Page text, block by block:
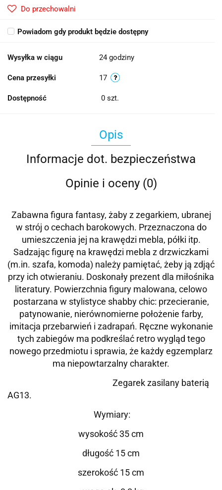
Do przechowalni
Powiadom gdy produkt będzie dostępny
Wysyłka w ciągu 24 godziny
Cena przesyłki 17
Dostępność 0 szt.
Opis
Informacje dot. bezpieczeństwa
Opinie i oceny (0)
Zabawna figura fantasy, żaby z zegarkiem, ubranej
w strój o cechach barokowych. Przeznaczona do
umieszczenia jej na krawędzi mebla, półki itp.
Sadzając figurę na krawędzi mebla z drzwiczkami
(m.in. szafa, komoda) należy pamiętać, żeby ją zdjąć
przy ich otwieraniu. Doskonały prezent dla miłośnika
literatury. Powierzchnia figury malowana, celowo
postarzana w stylistyce shabby chic: przecieranie,
patynowanie, nierównomierne położenie farby,
imitacja przebarwień i zadrapań. Ręczne wykonanie
tych zabiegów ma podkreślać retro wygląd tego
nowego przedmiotu i sprawia, że każdy egzemplarz
ma niepowtarzalny charakter.
Zegarek zasilany baterią
AG13.
Wymiary:
wysokość 35 cm
długość 15 cm
szerokość 15 cm